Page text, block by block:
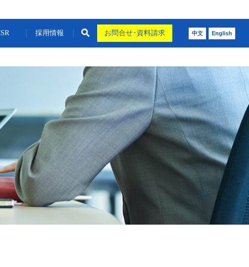
中文 English
採用情報 お問合せ･資料請求